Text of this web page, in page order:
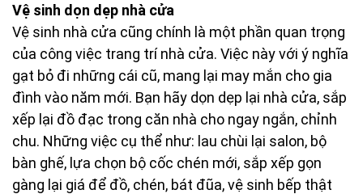
Vệ sinh dọn dẹp nhà cửa
Vệ sinh nhà cửa cũng chính là một phần quan trọng
của công việc trang trí nhà cửa. Việc này với ý nghĩa
gạt bỏ đi những cái cũ, mang lại may mắn cho gia
đình vào năm mới. Bạn hãy dọn dẹp lại nhà cửa, sắp
xếp lại đồ đạc trong căn nhà cho ngay ngắn, chỉnh
chu. Những việc cụ thể như: lau chùi lại salon, bộ
bàn ghế, lựa chọn bộ cốc chén mới, sắp xếp gọn
gàng lại giá để đồ, chén, bát đũa, vệ sinh bếp thật